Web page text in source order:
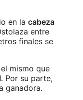
en la cabeza
entre
finales se
el mismo que
Por su parte,
ganadora.